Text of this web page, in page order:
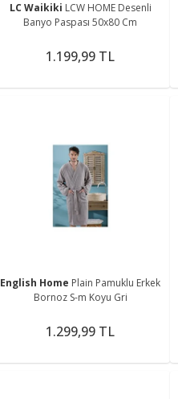
LC Waikiki LCW HOME Desenli
Banyo Paspası 50x80 Cm
1.199,99 TL
English Home Plain Pamuklu Erkek
Bornoz S-m Koyu Gri
1.299,99 TL